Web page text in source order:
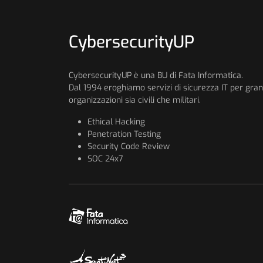
CybersecurityUP
CybersecurityUP è una BU di Fata Informatica.
Dal 1994 eroghiamo servizi di sicurezza IT per
organizzazioni sia civili che militari.
Ethical Hacking
Penetration Testing
Security Code Review
SOC 24x7